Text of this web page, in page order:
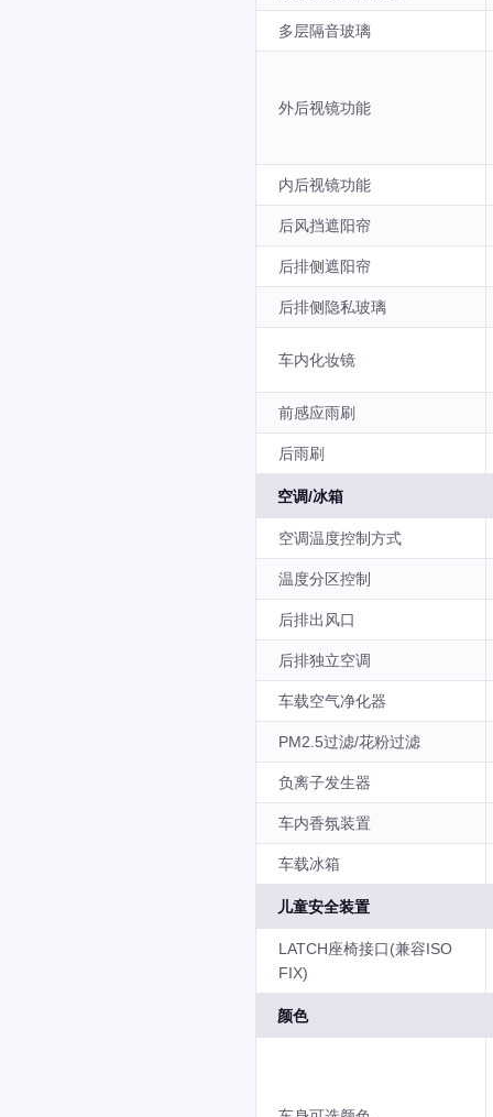
多层隔音玻璃
外后视镜功能
内后视镜功能
后风挡遮阳帘
后排侧遮阳帘
后排侧隐私玻璃
车内化妆镜
前感应雨刷
后雨刷
空调/冰箱
空调温度控制方式
温度分区控制
后排出风口
后排独立空调
车载空气净化器
PM2.5过滤/花粉过滤
负离子发生器
车内香氛装置
车载冰箱
儿童安全装置
LATCH座椅接口(兼容ISO
FIX)
颜色